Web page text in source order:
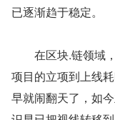
已逐渐趋于稳定。
在区块.链领域，
项目的立项到上线
早就闹翻天了，如